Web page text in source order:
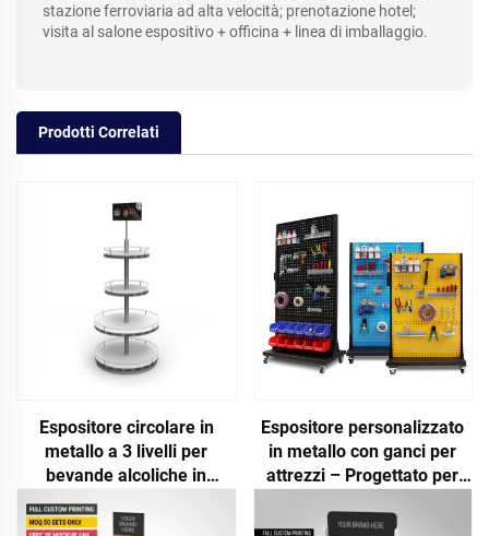
stazione ferroviaria ad alta velocità; prenotazione hotel;
visita al salone espositivo + officina + linea di imballaggio.
Prodotti Correlati
Espositore circolare in
metallo a 3 livelli per
bevande alcoliche in
supermercati, bar e negozi
di alcolici
Espositore personalizzato
in metallo con ganci per
attrezzi – Progettato per
per il garage